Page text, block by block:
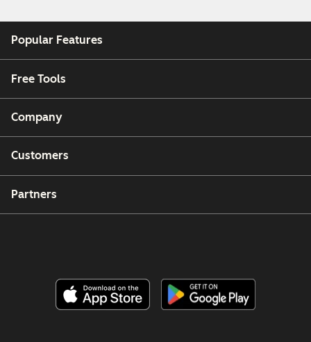
Popular Features
Free Tools
Company
Customers
Partners